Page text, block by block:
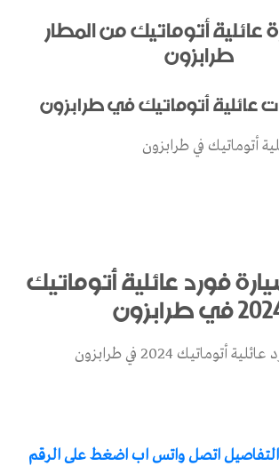
عائلية أتوماتيك من المطار
طرابزون
عائلية أتوماتيك في طرابزون
أتوماتيك في طرابزون
فورد عائلية أتوماتيك
في طرابزون
2024 في طرابزون
اتصل واتس اب اضغط على الرقم